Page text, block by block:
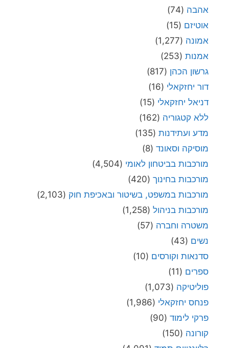
אהבה (74)
אוטיזם (15)
אמונה (1,277)
אמנות (253)
גרשון הכהן (817)
דור יחזקאלי (16)
דניאל יחזקאלי (15)
ללא קטגוריה (162)
מדע ועתידנות (135)
מוסיקה וסאונד (8)
מורכבות בביטחון לאומי (4,504)
מורכבות בחינוך (420)
מורכבות במשפט, בשיטור ובאכיפת חוק (2,103)
מורכבות בניהול (1,258)
משטרה וחברה (57)
נשים (43)
סדנאות וקורסים (10)
ספרים (11)
פוליטיקה (1,073)
פנחס יחזקאלי (1,986)
פרקי לימוד (90)
קורונה (150)